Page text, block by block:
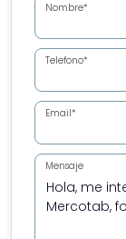
Nombre*
Telefono*
Email*
Mensaje